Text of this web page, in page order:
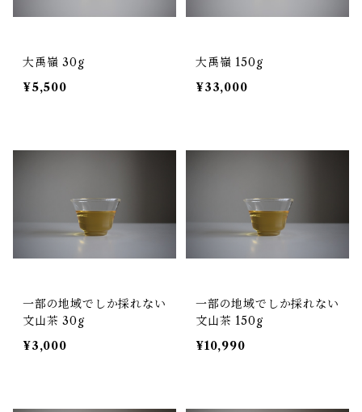
大禹嶺 30g
¥5,500
大禹嶺 150g
¥33,000
一部の地域でしか採れない
文山茶 30g
¥3,000
一部の地域でしか採れない
文山茶 150g
¥10,990